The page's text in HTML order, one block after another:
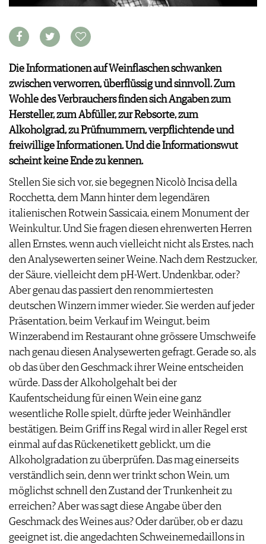
MEDIATHEK
VIDEOS
BILDSTRECKEN
BÜCHER
NEWS
WEINWIRTSCHAFT
WEINSZENE
PORTRAITS
VINOPHILES
ARCHIV
ANMELDEN
AWARDS
GEWINNSPIELE
VORTEILSWELT
TRINKREIFETABELLE
ABO
WEINSUCHE
NEWSLETTER
WINE TRADE CLUB
REDAKTION
JOBS
WERBUNG
PRESSE
IMPRESSUM
AGB & DATENSCHUTZ
FAQ
Die Informationen auf Weinflaschen schwanken
zwischen verworren, überflüssig und sinnvoll. Zum
Wohle des Verbrauchers finden sich Angaben zum
Hersteller, zum Abfüller, zur Rebsorte, zum
Alkoholgrad, zu Prüfnummern, verpflichtende und
freiwillige Informationen. Und die Informationswut
scheint keine Ende zu kennen.
Stellen Sie sich vor, sie begegnen Nicolò Incisa della
Rocchetta, dem Mann hinter dem legendären
italienischen Rotwein Sassicaia, einem Monument der
Weinkultur. Und Sie fragen diesen ehrenwerten Herren
allen Ernstes, wenn auch vielleicht nicht als Erstes, nach
den Analysewerten seiner Weine. Nach dem Restzucker,
der Säure, vielleicht dem pH-Wert. Undenkbar, oder?
Aber genau das passiert den renommiertesten
deutschen Winzern immer wieder. Sie werden auf jeder
Präsentation, beim Verkauf im Weingut, beim
Winzerabend im Restaurant ohne grössere Umschweife
nach genau diesen Analysewerten gefragt. Gerade so, als
ob das über den Geschmack ihrer Weine entscheiden
würde. Dass der Alkoholgehalt bei der
Kaufentscheidung für einen Wein eine ganz
wesentliche Rolle spielt, dürfte jeder Weinhändler
bestätigen. Beim Griff ins Regal wird in aller Regel erst
einmal auf das Rückenetikett geblickt, um die
Alkoholgradation zu überprüfen. Das mag einerseits
verständlich sein, denn wer trinkt schon Wein, um
möglichst schnell den Zustand der Trunkenheit zu
erreichen? Aber was sagt diese Angabe über den
Geschmack des Weines aus? Oder darüber, ob er dazu
geeignet ist, die angedachten Schweinemedaillons in